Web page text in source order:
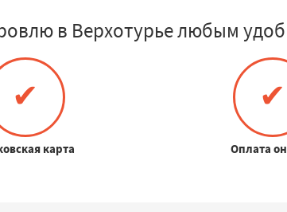
в Верхотурье любым
✔
карта
✔
Оплата